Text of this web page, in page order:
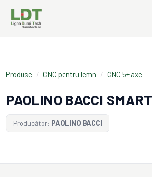
Produse / CNC pentru lemn / CNC 5+ axe
PAOLINO BACCI SMART
Producător: PAOLINO BACCI